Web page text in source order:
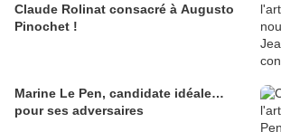
Claude Rolinat consacré à Augusto
Pinochet !
Marine Le Pen, candidate idéale…
pour ses adversaires